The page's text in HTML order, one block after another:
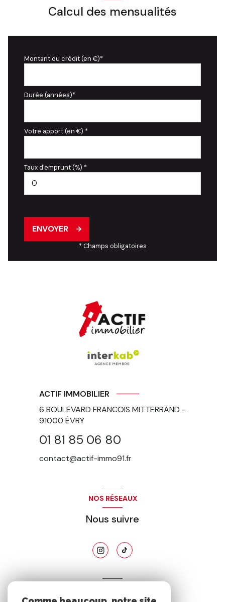
Calcul des mensualités
Montant du crédit (en €)*
Durée (années)*
Votre apport (en €) *
Taux d'emprunt (%) *
ENVOYER
* Champs obligatoires
ACTIF IMMOBILIER
6 BOULEVARD FRANCOIS MITTERRAND -
91000 ÉVRY
01 81 85 06 80
contact@actif-immo91.fr
NOS RÉSEAUX
Nous suivre